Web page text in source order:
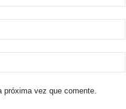
próxima vez que comente.